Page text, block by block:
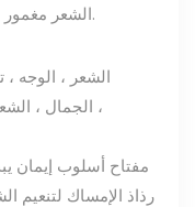
الشعر مغمور بدقة في ذيل الحصان قبل تشكيل العقدة.
مفتاح أسلوب إيمان
رذاذ الإمساك